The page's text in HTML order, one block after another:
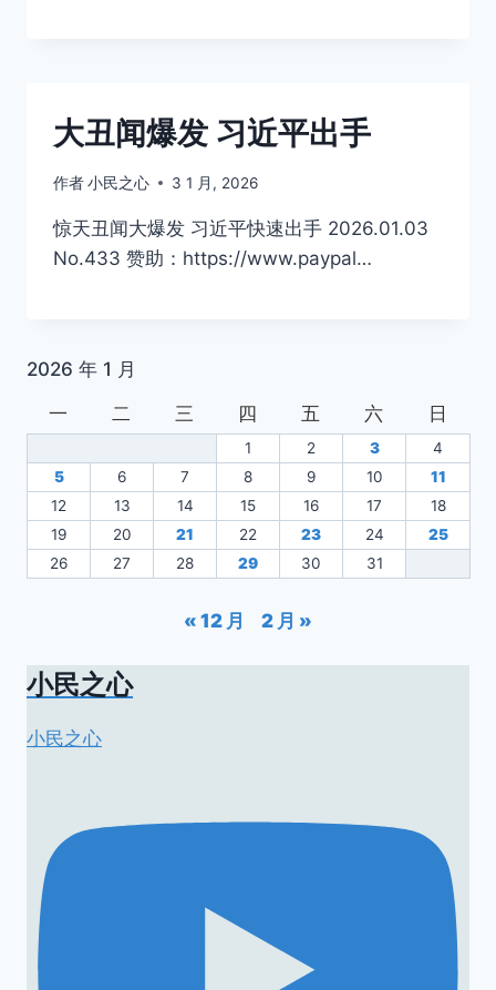
大丑闻爆发 习近平出手
作者小民之心 3 1 月, 2026
惊天丑闻大爆发 习近平快速出手 2026.01.03
No.433 赞助：https://www.paypal…
2026 年 1 月
一
二 三 四 五 六 日
1 2 3
4
5
6 7 8 9 10
11
12
13 14 15 16 17
18
19
20 21 22 23 24
25
26
27 28 29 30 31
« 12 月 2 月 »
小民之心
小民之心